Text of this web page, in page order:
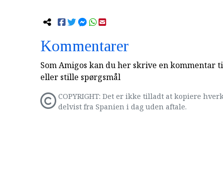
Kommentarer
Som Amigos kan du her skrive en kommentar
eller stille spørgsmål
COPYRIGHT: Det er ikke tilladt at kopiere
delvist fra Spanien i dag uden aftale.